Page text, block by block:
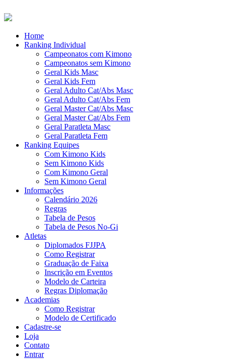
Home
Ranking Individual
Campeonatos com Kimono
Campeonatos sem Kimono
Geral Kids Masc
Geral Kids Fem
Geral Adulto Cat/Abs Masc
Geral Adulto Cat/Abs Fem
Geral Master Cat/Abs Masc
Geral Master Cat/Abs Fem
Geral Paratleta Masc
Geral Paratleta Fem
Ranking Equipes
Com Kimono Kids
Sem Kimono Kids
Com Kimono Geral
Sem Kimono Geral
Informações
Calendário 2026
Regras
Tabela de Pesos
Tabela de Pesos No-Gi
Atletas
Diplomados FJJPA
Como Registrar
Graduação de Faixa
Inscrição em Eventos
Modelo de Carteira
Regras Diplomação
Academias
Como Registrar
Modelo de Certificado
Cadastre-se
Loja
Contato
Entrar